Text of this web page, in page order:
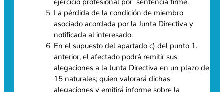
ejercicio profesional por sentencia firme.
La pérdida de la condición de miembro
asociado acordada por la Junta Directiva y
notificada al interesado.
En el supuesto del apartado c) del punto 1.
anterior, el afectado podrá remitir sus
alegaciones a la Junta Directiva en un plazo de
15 naturales; quien valorará dichas